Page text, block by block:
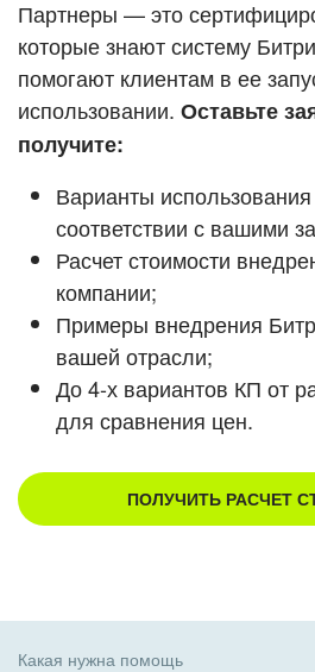
ВХОД
ВХОД
Смотреть
Партнеры — это
которые знают систему
помогают клиентам в ее
использовании. Оставьте
получите:
Варианты
соответствии с вашими
Расчет стоимости
компании;
Примеры внедрения
вашей отрасли;
До 4-х вариантов КП от
для сравнения цен.
ПОЛУЧИТЬ РАСЧЕТ
Какая нужна помощь